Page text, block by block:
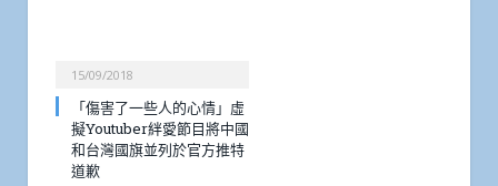
15/09/2018
「傷害了一些人的心情」虛
擬Youtuber絆愛節目將中國
和台灣國旗並列於官方推特
道歉